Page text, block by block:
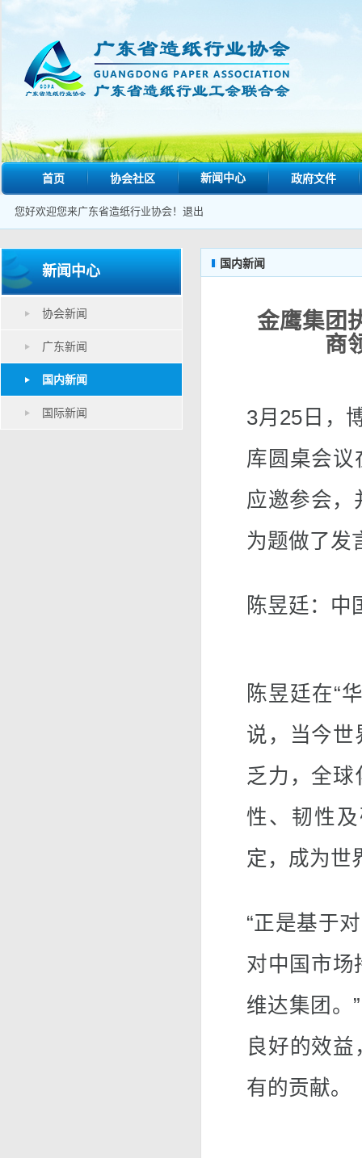
首页 协会社区 新闻中心 政府文件
您好欢迎您来广东省造纸行业协会！ 退出
新闻中心
协会新闻
广东新闻
国内新闻
国际新闻
国内新闻
金鹰集团
商
3月25日，
库圆桌会议
应邀参会，
为题做了发
陈昱廷：中
陈昱廷在“
说，当今世
乏力，全
性、韧性
定，成为世
“正是基于
对中国市场
维达集团。
良好的效
有的贡献。